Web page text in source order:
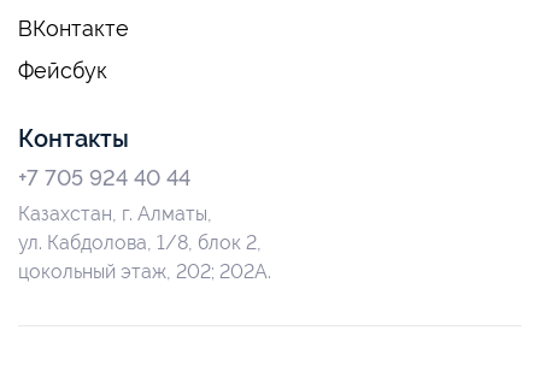
ВКонтакте
Фейсбук
Контакты
+7 705 924 40 44
Казахстан, г. Алматы,
ул. Кабдолова, 1/8, блок 2,
цокольный этаж, 202; 202А.